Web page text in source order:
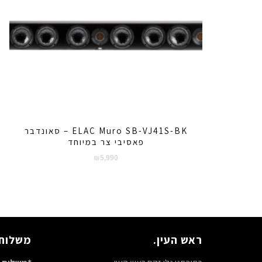
ELAC Muro SB-VJ41S-BK – סאונדבר
פאסיבי צר במיוחד
₪ 5,990
ראש העין.